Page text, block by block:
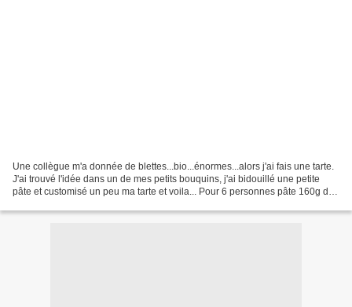
Une collègue m'a donnée de blettes...bio...énormes...alors j'ai fais une tarte.
J'ai trouvé l'idée dans un de mes petits bouquins, j'ai bidouillé une petite
pâte et customisé un peu ma tarte et voila... Pour 6 personnes pâte 160g de